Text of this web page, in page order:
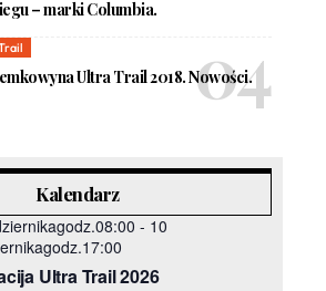
– marki Columbia.
Ultra Trail 2018. Nowości.
Kalendarz
- 10
Ultra Trail 2026